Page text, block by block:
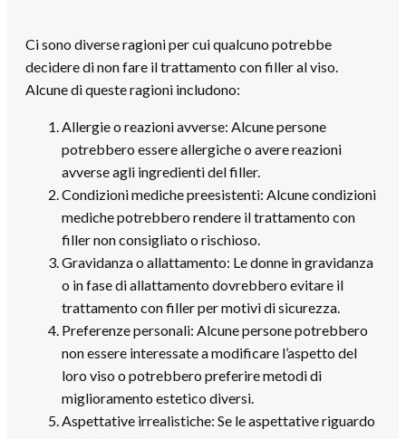
Ci sono diverse ragioni per cui qualcuno potrebbe
decidere di non fare il trattamento con filler al viso.
Alcune di queste ragioni includono:
Allergie o reazioni avverse: Alcune persone
potrebbero essere allergiche o avere reazioni
avverse agli ingredienti del filler.
Condizioni mediche preesistenti: Alcune condizioni
mediche potrebbero rendere il trattamento con
filler non consigliato o rischioso.
Gravidanza o allattamento: Le donne in gravidanza
o in fase di allattamento dovrebbero evitare il
trattamento con filler per motivi di sicurezza.
Preferenze personali: Alcune persone potrebbero
non essere interessate a modificare l’aspetto del
loro viso o potrebbero preferire metodi di
miglioramento estetico diversi.
Aspettative irrealistiche: Se le aspettative riguardo